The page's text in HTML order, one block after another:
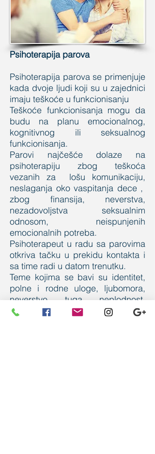
Psihoterapija parova
Psihoterapija parova se primenjuje
kada dvoje ljudi koji su u zajednici
imaju teškoće u funkcionisanju
Teškoće funkcionisanja mogu da
budu na planu emocionalnog,
kognitivnog ili seksualnog
funkcionisanja.
Parovi najčešće dolaze na
psihoterapiju zbog teškoća
vezanih za lošu komunikaciju,
neslaganja oko vaspitanja dece ,
zbog finansija, neverstva,
nezadovoljstva seksualnim
odnosom, neispunjenih
emocionalnih potreba.
Psihoterapeut u radu sa parovima
otkriva tačku u prekidu kontakta i
sa time radi u datom trenutku.
Teme kojima se bavi su identitet,
polne i rodne uloge, ljubomora,
neverstvo, tuga, neplodnost,
usvajanje deteta i ostalo.